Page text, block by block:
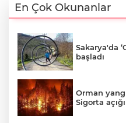
En Çok Okunanlar
Sakarya'da
başladı
Orman
Sigorta